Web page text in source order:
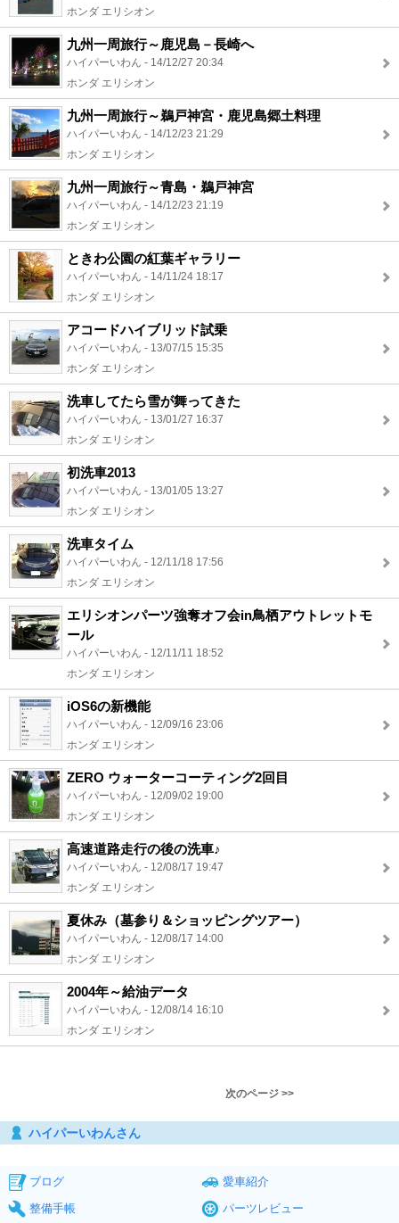
ホンダ エリシオン
九州一周旅行～鹿児島－長崎へ
ハイパーいわん - 14/12/27 20:34
ホンダ エリシオン
九州一周旅行～鵜戸神宮・鹿児島郷土料理
ハイパーいわん - 14/12/23 21:29
ホンダ エリシオン
九州一周旅行～青島・鵜戸神宮
ハイパーいわん - 14/12/23 21:19
ホンダ エリシオン
ときわ公園の紅葉ギャラリー
ハイパーいわん - 14/11/24 18:17
ホンダ エリシオン
アコードハイブリッド試乗
ハイパーいわん - 13/07/15 15:35
ホンダ エリシオン
洗車してたら雪が舞ってきた
ハイパーいわん - 13/01/27 16:37
ホンダ エリシオン
初洗車2013
ハイパーいわん - 13/01/05 13:27
ホンダ エリシオン
洗車タイム
ハイパーいわん - 12/11/18 17:56
ホンダ エリシオン
エリシオンパーツ強奪オフ会in鳥栖アウトレットモ
ール
ハイパーいわん - 12/11/11 18:52
ホンダ エリシオン
iOS6の新機能
ハイパーいわん - 12/09/16 23:06
ホンダ エリシオン
ZERO ウォーターコーティング2回目
ハイパーいわん - 12/09/02 19:00
ホンダ エリシオン
高速道路走行の後の洗車♪
ハイパーいわん - 12/08/17 19:47
ホンダ エリシオン
夏休み（墓参り＆ショッピングツアー）
ハイパーいわん - 12/08/17 14:00
ホンダ エリシオン
2004年～給油データ
ハイパーいわん - 12/08/14 16:10
ホンダ エリシオン
次のページ >>
ハイパーいわんさん
ブログ
愛車紹介
整備手帳
パーツレビュー